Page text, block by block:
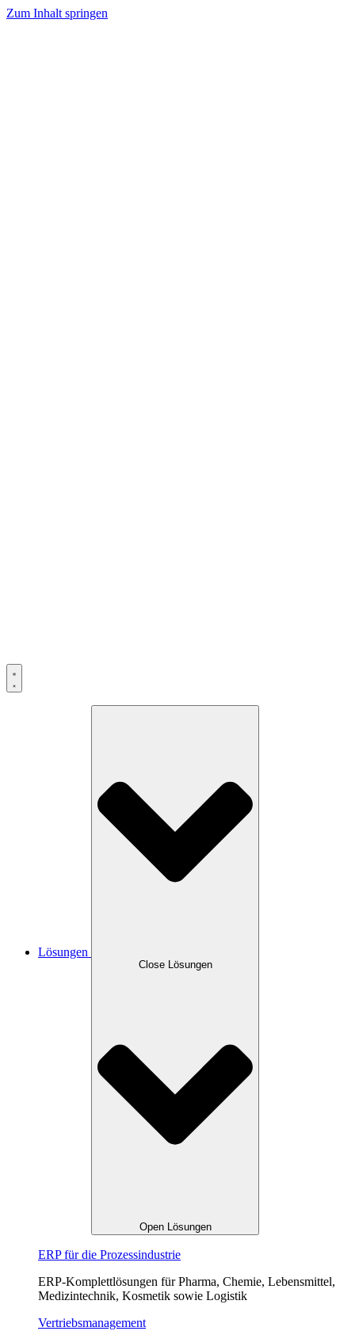
Zum Inhalt springen
Lösungen
Close Lösungen
Open Lösungen
ERP für die Prozessindustrie
ERP-Komplettlösungen für Pharma, Chemie, Lebensmittel,
Medizintechnik, Kosmetik sowie Logistik
Vertriebsmanagement